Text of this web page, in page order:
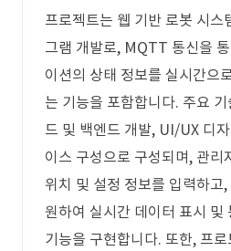
프로젝트는 웹 기반 로봇 시스
그램 개발로, MQTT 통신을
이션의 상태 정보를 실시간으
는 기능을 포함합니다. 주요
드 및 백엔드 개발, UI/UX 디
이스 구성으로 구성되며, 관리
위치 및 설정 정보를 입력하고
원하여 실시간 데이터 표시 및
기능을 구현합니다. 또한, 프